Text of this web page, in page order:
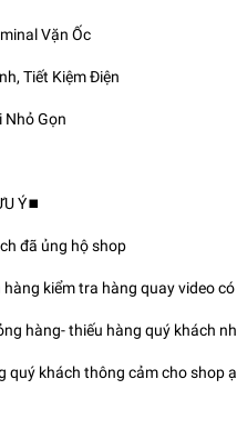
Vặn Ốc
Tiết Kiệm Điện
Nhỏ Gọn
Ý⏹️
đã ủng hộ shop
hàng kiểm tra hàng quay video
hàng- thiếu hàng quý khách
quý khách thông cảm cho shop